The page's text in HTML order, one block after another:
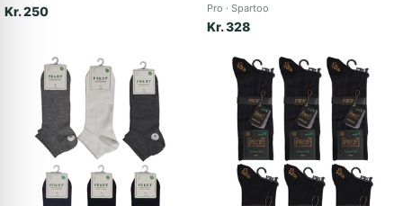
Kr. 250 Pro Spartoo
Kr. 328